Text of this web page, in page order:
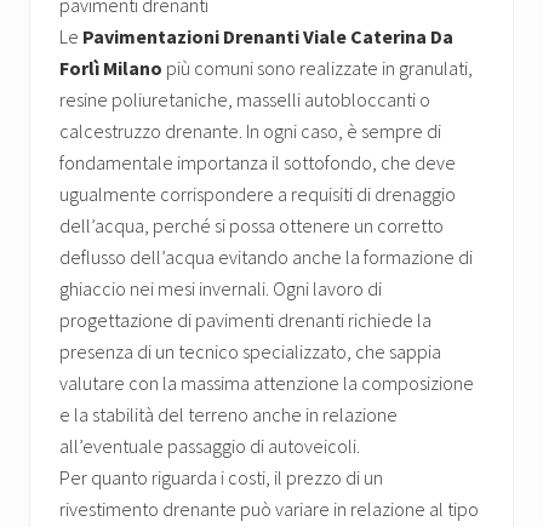
pavimenti drenanti
Le Pavimentazioni Drenanti Viale Caterina Da
Forlì Milano più comuni sono realizzate in granulati,
resine poliuretaniche, masselli autobloccanti o
calcestruzzo drenante. In ogni caso, è sempre di
fondamentale importanza il sottofondo, che deve
ugualmente corrispondere a requisiti di drenaggio
dell’acqua, perché si possa ottenere un corretto
deflusso dell’acqua evitando anche la formazione di
ghiaccio nei mesi invernali. Ogni lavoro di
progettazione di pavimenti drenanti richiede la
presenza di un tecnico specializzato, che sappia
valutare con la massima attenzione la composizione
e la stabilità del terreno anche in relazione
all’eventuale passaggio di autoveicoli.
Per quanto riguarda i costi, il prezzo di un
rivestimento drenante può variare in relazione al tipo